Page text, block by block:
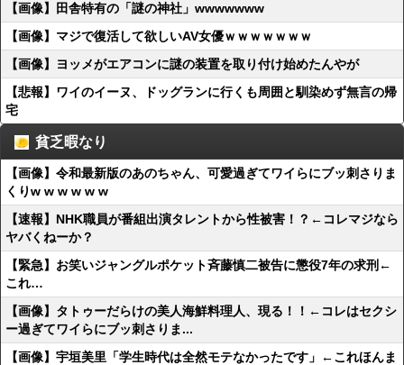
【画像】田舎特有の「謎の神社」wwwwwww
【画像】マジで復活して欲しいAV女優ｗｗｗｗｗｗｗ
【画像】ヨッメがエアコンに謎の装置を取り付け始めたんやが
【悲報】ワイのイーヌ、ドッグランに行くも周囲と馴染めず無言の帰
宅
貧乏暇なり
【画像】令和最新版のあのちゃん、可愛過ぎてワイらにブッ刺さりま
くりw w w w w w
【速報】NHK職員が番組出演タレントから性被害！？←コレマジなら
ヤバくねーか？
【緊急】お笑いジャングルポケット斉藤慎二被告に懲役7年の求刑←
これ…
【画像】タトゥーだらけの美人海鮮料理人、現る！！←コレはセクシ
ー過ぎてワイらにブッ刺さりま...
【画像】宇垣美里「学生時代は全然モテなかったです」←これほんま